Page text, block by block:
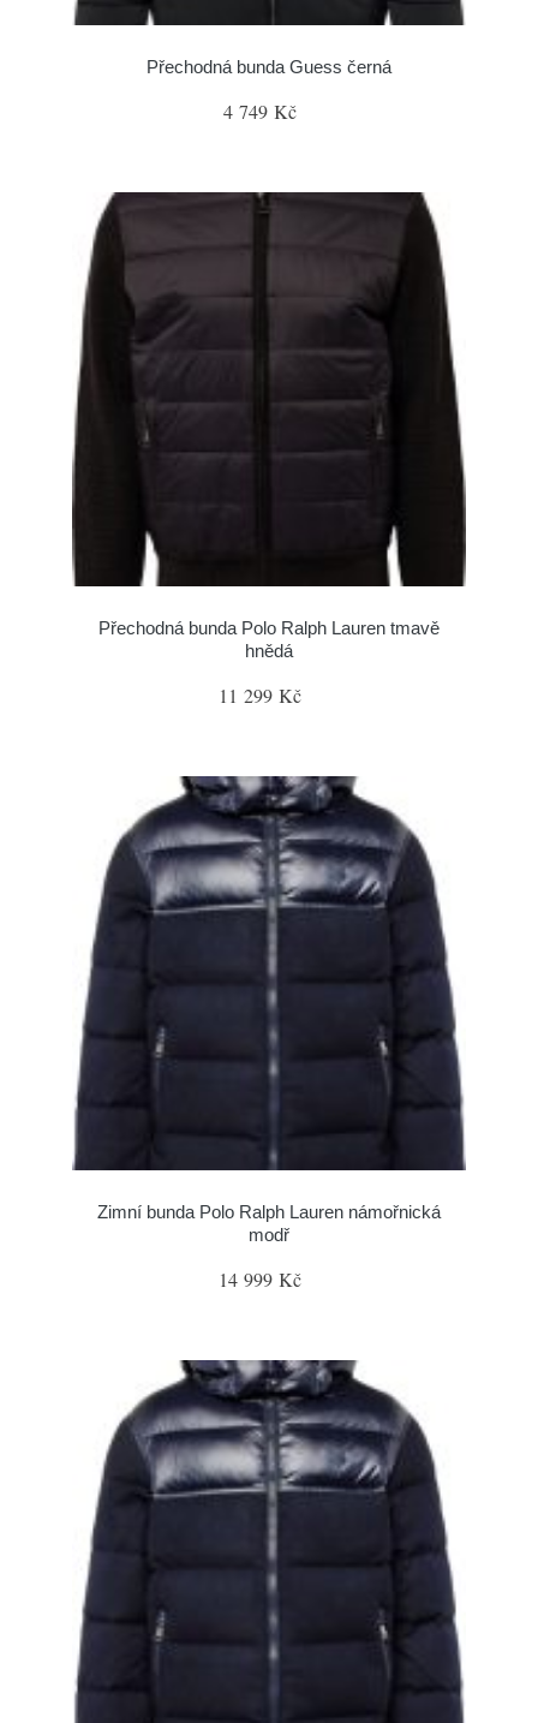
Přechodná bunda Guess černá
4 749 Kč
Přechodná bunda Polo Ralph Lauren tmavě
hnědá
11 299 Kč
Zimní bunda Polo Ralph Lauren námořnická
modř
14 999 Kč